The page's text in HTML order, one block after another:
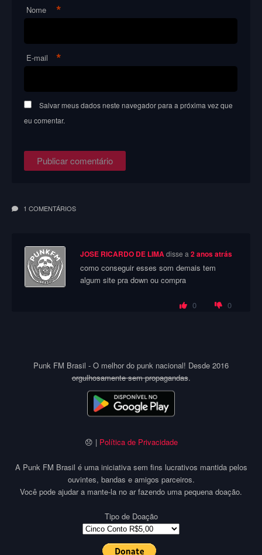
Nome *
E-mail *
Salvar meus dados neste navegador para a próxima vez que
eu comentar.
1 COMENTÁRIOS
JOSE RICARDO DE LIMAdisse a2 anos atrás
como conseguir esses som demais tem
algum site pra down ou compra
0 0
Punk FM Brasil - O melhor do punk nacional! Desde 2016
orgulhosamente sem propagandas.
😞 | Política de Privacidade
A Punk FM Brasil é uma iniciativa sem fins lucrativos mantida pelos
ouvintes, bandas e amigos parceiros.
Você pode ajudar a mante-la no ar fazendo uma pequena doação.
Tipo de Doação